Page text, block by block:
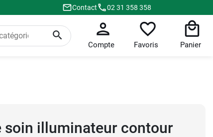
Contact 02 31 358 358
Compte Favoris Panier
soin illuminateur contour